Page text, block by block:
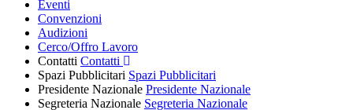
Eventi
Convenzioni
Audizioni
Cerco/Offro Lavoro
Contatti Contatti
Spazi Pubblicitari Spazi Pubblicitari
Presidente Nazionale Presidente Nazionale
Segreteria Nazionale Segreteria Nazionale